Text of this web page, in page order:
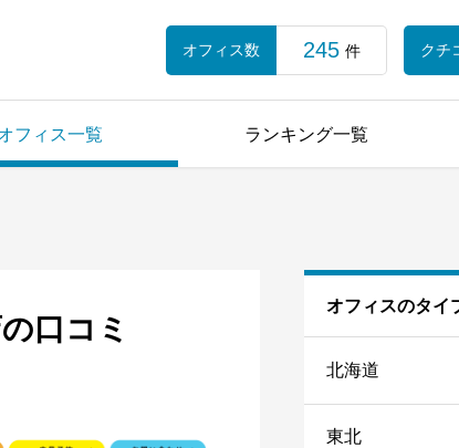
オフィス数 245 件 クチ
フィス一覧 ランキング一覧
口コミ
オフィスのタイ
北海道
東北